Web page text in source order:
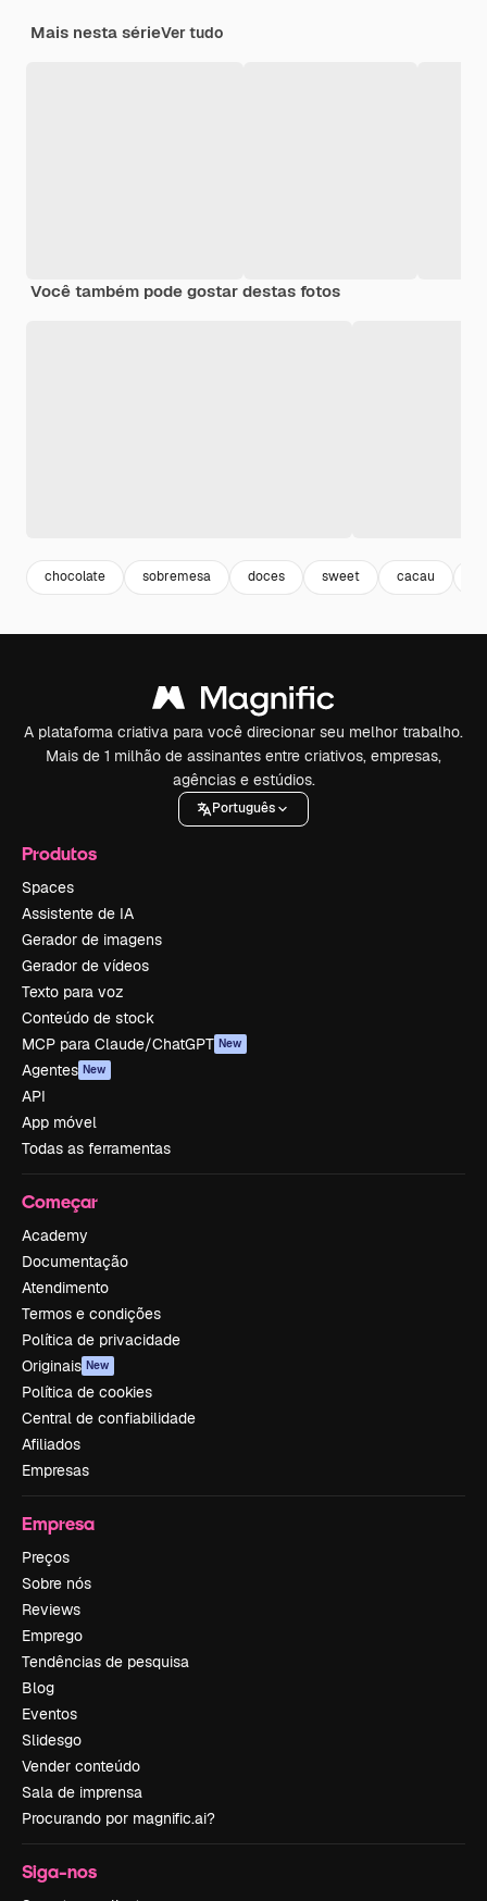
Mais nesta sérieVer tudo
Você também pode gostar destas fotos
chocolate sobremesa doces sweet cacau
A plataforma criativa para você direcionar seu melhor trabalho.
Mais de 1 milhão de assinantes entre criativos, empresas,
agências e estúdios.
Português
Produtos
Spaces
Assistente de IA
Gerador de imagens
Gerador de vídeos
Texto para voz
Conteúdo de stock
MCP para Claude/ChatGPT New
Agentes New
API
App móvel
Todas as ferramentas
Começar
Academy
Documentação
Atendimento
Termos e condições
Política de privacidade
Originais New
Política de cookies
Central de confiabilidade
Afiliados
Empresas
Empresa
Preços
Sobre nós
Reviews
Emprego
Tendências de pesquisa
Blog
Eventos
Slidesgo
Vender conteúdo
Sala de imprensa
Procurando por magnific.ai?
Siga-nos